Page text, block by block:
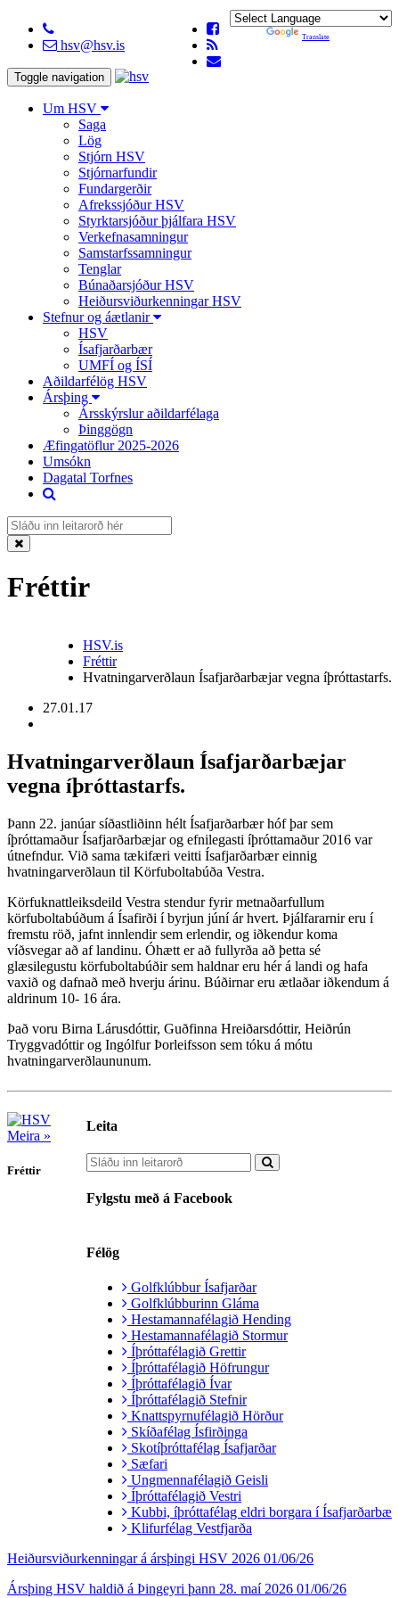
hsv@hsv.is
Translate
Toggle navigation
Um HSV
Saga
Lög
Stjórn HSV
Stjórnarfundir
Fundargerðir
Afrekssjóður HSV
Styrktarsjóður þjálfara HSV
Verkefnasamningur
Samstarfssamningur
Tenglar
Búnaðarsjóður HSV
Heiðursviðurkenningar HSV
Stefnur og áætlanir
HSV
Ísafjarðarbær
UMFÍ og ÍSÍ
Aðildarfélög HSV
Ársþing
Ársskýrslur aðildarfélaga
Þinggögn
Æfingatöflur 2025-2026
Umsókn
Dagatal Torfnes
Fréttir
HSV.is
Fréttir
Hvatningarverðlaun Ísafjarðarbæjar vegna íþróttastarfs.
27.01.17
Hvatningarverðlaun Ísafjarðarbæjar
vegna íþróttastarfs.
Þann 22. janúar síðastliðinn hélt Ísafjarðarbær hóf þar sem
íþróttamaður Ísafjarðarbæjar og efnilegasti íþróttamaður 2016 var
útnefndur. Við sama tækifæri veitti Ísafjarðarbær einnig
hvatningarverðlaun til Körfuboltabúða Vestra.
Körfuknattleiksdeild Vestra stendur fyrir metnaðarfullum
körfuboltabúðum á Ísafirði í byrjun júní ár hvert. Þjálfararnir eru í
fremstu röð, jafnt innlendir sem erlendir, og iðkendur koma
víðsvegar að af landinu. Óhætt er að fullyrða að þetta sé
glæsilegustu körfuboltabúðir sem haldnar eru hér á landi og hafa
vaxið og dafnað með hverju árinu. Búðirnar eru ætlaðar iðkendum á
aldrinum 10- 16 ára.
Það voru Birna Lárusdóttir, Guðfinna Hreiðarsdóttir, Heiðrún
Tryggvadóttir og Ingólfur Þorleifsson sem tóku á mótu
hvatningarverðlaununum.
Leita
Fylgstu með á Facebook
Félög
Golfklúbbur Ísafjarðar
Golfklúbburinn Gláma
Hestamannafélagið Hending
Hestamannafélagið Stormur
Íþróttafélagið Grettir
Íþróttafélagið Höfrungur
Íþróttafélagið Ívar
Íþróttafélagið Stefnir
Knattspyrnufélagið Hörður
Skíðafélag Ísfirðinga
Skotíþróttafélag Ísafjarðar
Sæfari
Ungmennafélagið Geisli
Íþróttafélagið Vestri
Kubbi, íþróttafélag eldri borgara í Ísafjarðarbæ
Klifurfélag Vestfjarða
Meira »
Fréttir
Heiðursviðurkenningar á ársþingi HSV 2026 01/06/26
Ársþing HSV haldið á Þingeyri þann 28. maí 2026 01/06/26